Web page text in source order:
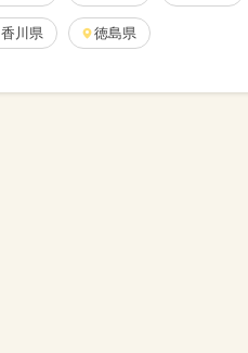
香川県 徳島県